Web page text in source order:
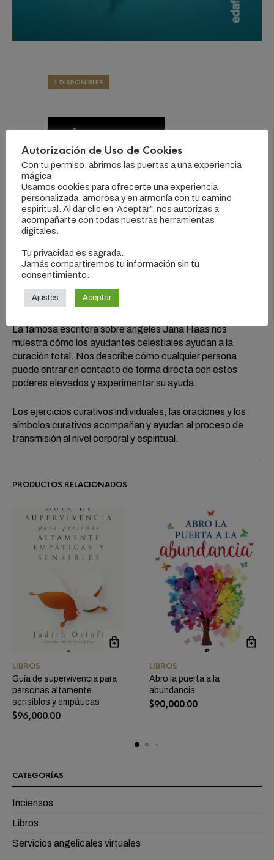
1 DISPONIBLES
AÑADIR AL CARRITO
CATEGORÍA:
ETIQUETAS:#ANGELES,#CURAR,#PODER DE ANGELES
DESCRIPCIÓN
EJERCICIOS Y PRACTICAS PARA LA CURACION
ENERGETICA DEL CUERPO Y DEL ALMA
La famosa escritora sobre ángeles Jana Haas nos
muestra cómo los ayudantes celestiales ayudan a la
curación total. Nos describe cómo cualquier persona
puede entrar en contacto de forma directa con estos
poderes elevados y experimentar su ayuda.
Los ejercicios curativos individuales, las oraciones y los
símbolos curativos acompañan y ayudan al proceso de
transmisión al nivel corporal y espiritual.
PRODUCTOS RELACIONADOS
LIBROS
Guía de supervivencia para
personas altamente
sensibles y empáticas
$96,000.00
LIBROS
Abro la puerta a la
abundancia
$90,000.00
CATEGORÍAS
Inciensos
Libros
Servicios angelicales virtuales
Autorización de Uso de Cookies
Con tu permiso, abrimos las puertas a una experiencia
mágica
Usamos cookies para ofrecerte una experiencia
personalizada, amorosa y en armonía con tu camino
espiritual. Al dar clic en “Aceptar”, nos autorizas a
acompañarte con todas nuestras herramientas
digitales.
Tu privacidad es sagrada.
Jamás compartiremos tu información sin tu
consentimiento.
Ajustes Aceptar